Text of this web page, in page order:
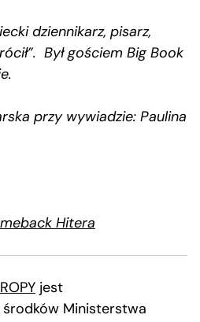
dziennikarz, pisarz,
Był gościem Big Book
przy wywiadzie: Paulina
Hitera
jest
Ministerstwa